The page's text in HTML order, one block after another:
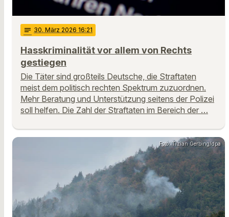
notes 30. März 2026 16:21
Hasskriminalität vor allem von Rechts
gestiegen
Die Täter sind großteils Deutsche, die Straftaten
meist dem politisch rechten Spektrum zuzuordnen.
Mehr Beratung und Unterstützung seitens der Polizei
soll helfen. Die Zahl der Straftaten im Bereich der …
Foto: Tizian Gerbing/dpa